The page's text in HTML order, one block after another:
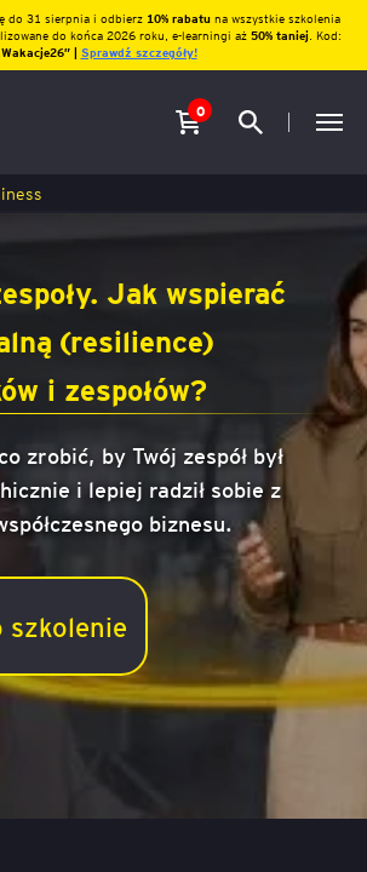
do 31 sierpnia i odbierz10% rabatu na wszystkie szkolenia
do końca 2026 roku, e-learningi aż 50% taniej. Kod:
Wakacje26″ | Sprawdź szczegóły!
0
Jak wspierać
(resilience)
i zespołów?
zrobić, by Twój zespół był
i lepiej radził sobie z
biznesu.
szkolenie